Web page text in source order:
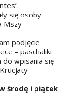
się osoby
Mszy
podjęcie
– paschaliki
do wpisania się
środę i piątek